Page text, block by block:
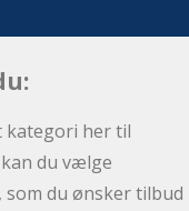
kategori her til
du vælge
du ønsker tilbud